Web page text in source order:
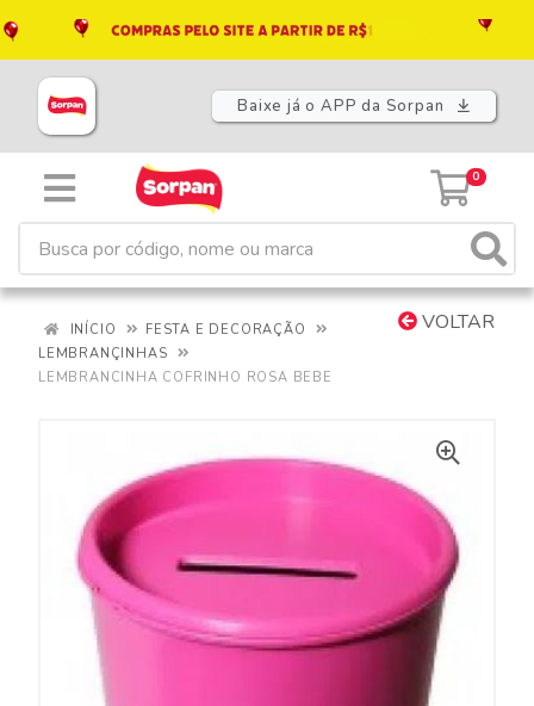
Baixe já o APP da Sorpan
0
VOLTAR
INÍCIO
FESTA E DECORAÇÃO
LEMBRANÇINHAS
LEMBRANCINHA COFRINHO ROSA BEBE